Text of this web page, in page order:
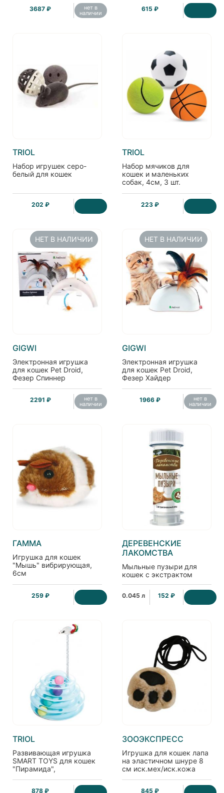
3687 ₽ нет в
наличии
615 ₽
TRIOL
Набор игрушек серо-
белый для кошек
202 ₽
TRIOL
Набор мячиков для
кошек и маленьких
собак, 4см, 3 шт.
223 ₽
НЕТ В НАЛИЧИИ
GIGWI
Электронная игрушка
для кошек Pet Droid,
Фезер Спиннер
2291 ₽ нет в
наличии
НЕТ В НАЛИЧИИ
GIGWI
Электронная игрушка
для кошек Pet Droid,
Фезер Хайдер
1966 ₽ нет в
наличии
ГАММА
Игрушка для кошек
"Мышь" вибрирующая,
6см
259 ₽
ДЕРЕВЕНСКИЕ
ЛАКОМСТВА
Мыльные пузыри для
кошек с экстрактом
кошачьей мяты
0.045 л 152 ₽
TRIOL
Развивающая игрушка
SMART TOYS для кошек
"Пирамида",
878 ₽
ЗООЭКСПРЕСС
Игрушка для кошек лапа
на эластичном шнуре 8
см иск.мех/иск.кожа
845 ₽